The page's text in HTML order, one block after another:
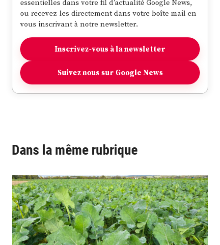
essentielles dans votre fil d’actualité Google News,
ou recevez-les directement dans votre boîte mail en
vous inscrivant à notre newsletter.
Inscrivez-vous à la newsletter
Suivez nous sur Google News
Dans la même rubrique